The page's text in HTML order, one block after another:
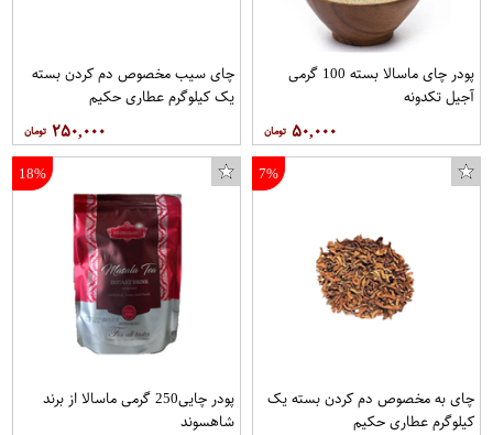
پودر چای ماسالا بسته 100 گرمی
آجیل تکدونه
۵۰,۰۰۰
چای سیب مخصوص دم کردن بسته
یک کیلوگرم عطاری حکیم
۲۵۰,۰۰۰
7%
چای به مخصوص دم کردن بسته یک
کیلوگرم عطاری حکیم
18%
پودر چایی250 گرمی ماسالا از برند
شاهسوند